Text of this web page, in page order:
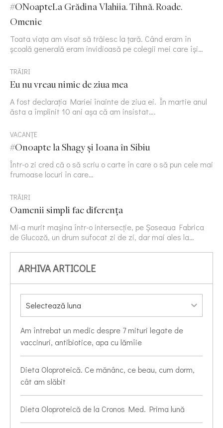
#ONoapteLa Grădina Vlahiia. Tihnă. Roade.
Omenie
Toata viața am visat să trăiesc la țară. Când eram în
școală generală eram invidioasă pe colegii mei care își…
TRĂIRI
Eu nu vreau nimic de ziua mea
A fost declarația Mariei înainte de ziua ei. În martie anul
ăsta a împlinit 10 ani așa că am insistat….
VACANȚE
#Onoapte la Shagy și Ioana în Sibiu
Într-o zi cred că o să scriu o carte în care o să pun cele mai
frumoase locuri în care…
TRĂIRI
Oamenii simpli fac diferența
Mi-a murit mașina într-o intersecție, pe Șoseaua Fabrica
de Glucoză, un drum sufocat zi de zi, dar mai ales la…
ARHIVA ARTICOLE
Am întrebat un medic despre 7 mituri legate de
vaccinuri, antibiotice, apa cu lămîie
Dieta Oloproteică. Ce mănânc, ce beau, cum dorm,
cât am slăbit
Dieta Oloproteică de la Cronos Med. Prima lună